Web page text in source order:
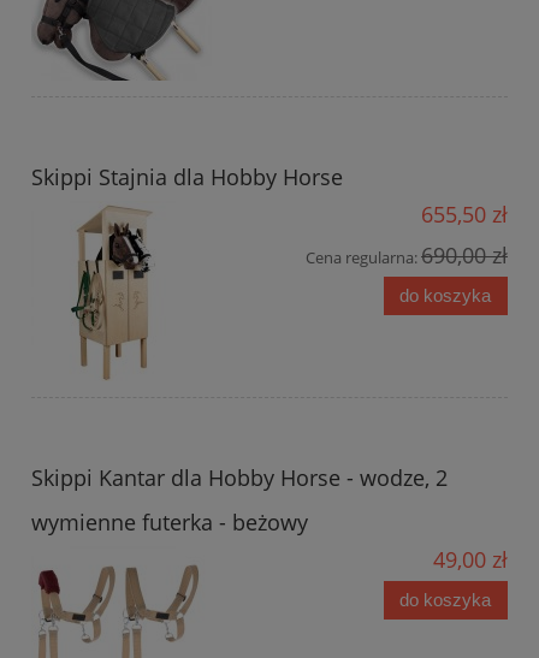
Skippi Stajnia dla Hobby Horse
655,50 zł
Cena regularna:690,00 zł
do koszyka
Skippi Kantar dla Hobby Horse - wodze, 2
wymienne futerka - beżowy
49,00 zł
do koszyka